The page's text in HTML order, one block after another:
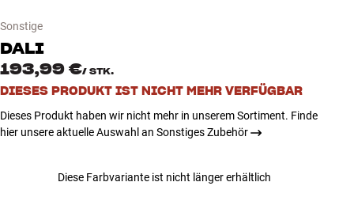
Surround
TV
Sonstige
DALI
193,99 €/ STK.
DIESES PRODUKT IST NICHT MEHR VERFÜGBAR
Dieses Produkt haben wir nicht mehr in unserem Sortiment. Finde
hier unsere aktuelle Auswahl an Sonstiges Zubehör
Diese Farbvariante ist nicht länger erhältlich